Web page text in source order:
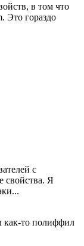
в том что
Это гораздо
с
свойства. Я
как-то полиффил